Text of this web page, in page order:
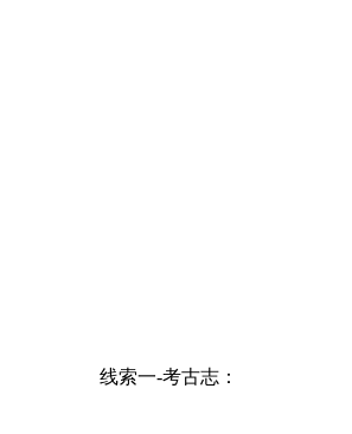
线索一-考古志：